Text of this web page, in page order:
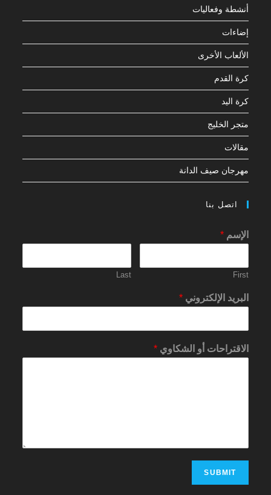
أنشطة وفعاليات
إضاءات
الألعاب الأخرى
كرة القدم
كرة اليد
متجر الخليج
مقالات
مهرجان صيف الدانة
اتصل بنا
الإسم*
First
Last
البريد الإلكتروني*
الاقتراحات أو الشكاوي*
SUBMIT